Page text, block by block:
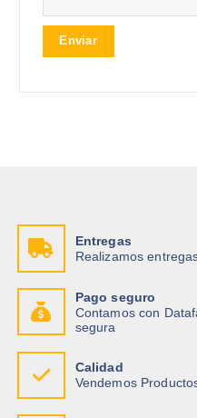
Entregas
Realizamos
Pago seguro
Contamos con
segura
Calidad
Vendemos